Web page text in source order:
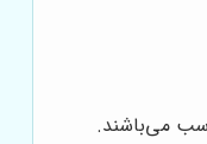
می‌باشند.